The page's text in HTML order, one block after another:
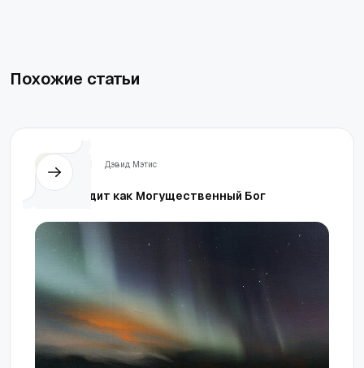
Похожие статьи
Дэвид Мэтис
Он восходит как Могущественный Бог